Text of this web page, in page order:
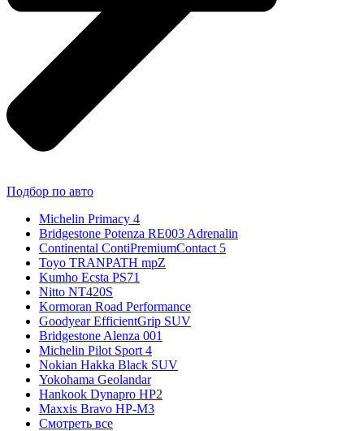
Подбор по авто
Michelin Primacy 4
Bridgestone Potenza RE003 Adrenalin
Continental ContiPremiumContact 5
Toyo TRANPATH mpZ
Kumho Ecsta PS71
Nitto NT420S
Kormoran Road Performance
Goodyear EfficientGrip SUV
Bridgestone Alenza 001
Michelin Pilot Sport 4
Nokian Hakka Black SUV
Yokohama Geolandar
Hankook Dynapro HP2
Maxxis Bravo HP-M3
Смотреть все